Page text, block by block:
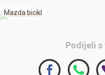
Mazda bicikl
Podijeli